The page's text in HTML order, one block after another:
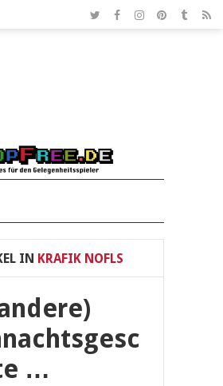
IN KRAFIK NOFLS
…